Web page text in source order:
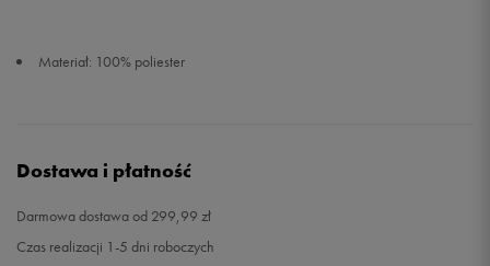
Materiał: 100% poliester
Dostawa i płatność
Darmowa dostawa od 299,99 zł
Czas realizacji 1-5 dni roboczych